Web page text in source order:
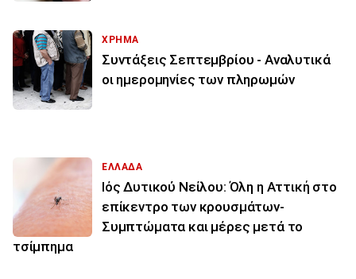
ΧΡΗΜΑ
Συντάξεις Σεπτεμβρίου - Αναλυτικά
οι ημερομηνίες των πληρωμών
ΕΛΛΑΔΑ
Ιός Δυτικού Νείλου: Όλη η Αττική στο
επίκεντρο των κρουσμάτων-
Συμπτώματα και μέρες μετά το
τσίμπημα